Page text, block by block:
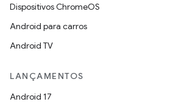
Dispositivos ChromeOS
Android para carros
Android TV
LANÇAMENTOS
Android 17